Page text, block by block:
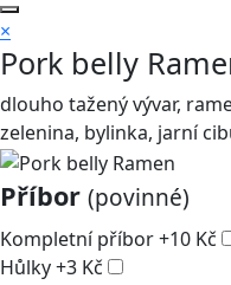
×
Pork belly
dlouho tažený vývar,
zelenina, bylinka, jarní
Příbor (povinné)
Kompletní příbor+10 Kč
Hůlky+3 Kč